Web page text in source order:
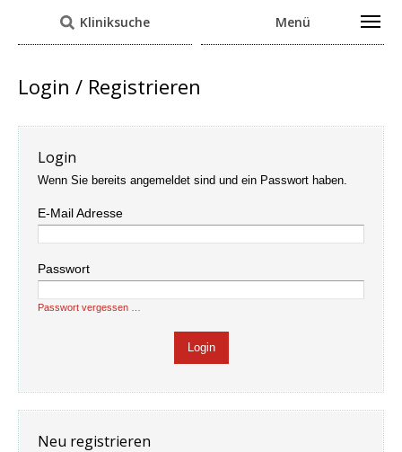
Kliniksuche Menü
Login / Registrieren
Login
Wenn Sie bereits angemeldet sind und ein Passwort haben.
E-Mail Adresse
Passwort
Passwort vergessen …
Neu registrieren